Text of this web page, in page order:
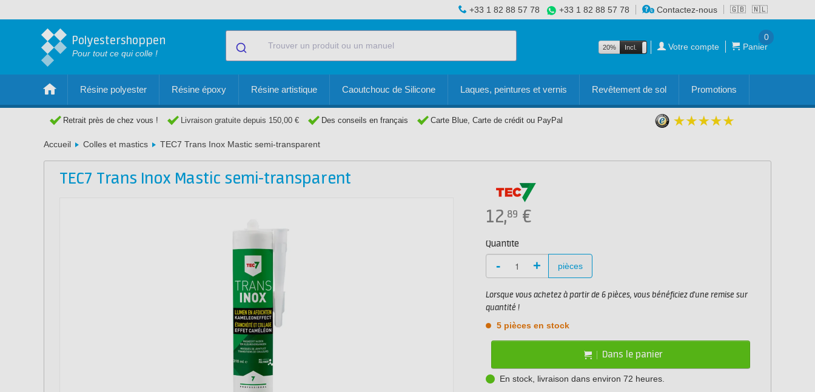
🇬🇧 🇳🇱
+33 1 82 88 57 78 +33 1 82 88 57 78 Contactez-nous
Polyestershoppen
Pour tout ce qui colle !
20% Incl. Excl. Votre compte Panier
0
Résine polyester Résine époxy Résine artistique Caoutchouc de Silicone Laques, peintures et vernis Revêtement de sol Promotions
Retrait près de chez vous ! Livraison gratuite depuis 150,00 € Des conseils en français Carte Blue, Carte de crédit ou PayPal
Accueil Colles et mastics TEC7 Trans Inox Mastic semi-transparent
TEC7 Trans Inox Mastic semi-transparent
12,89 €
Quantité
- + pièces
Lorsque vous achetez à partir de 6 pièces, vous bénéficiez d'une remise sur
quantité !
5 pièces en stock
Dans le panier
En stock, livraison dans environ 72 heures.